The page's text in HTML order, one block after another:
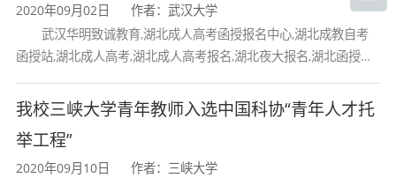
2020年09月02日
作者：武汉大学
武汉华明致诚教育,湖北成人高考函授报名中心,湖北成教自考
函授站,湖北成人高考,湖北成人高考报名,湖北夜大报名,湖北函授报
我校三峡大学青年教师入选中国科协“青年人才托
举工程”
2020年09月10日
作者：三峡大学